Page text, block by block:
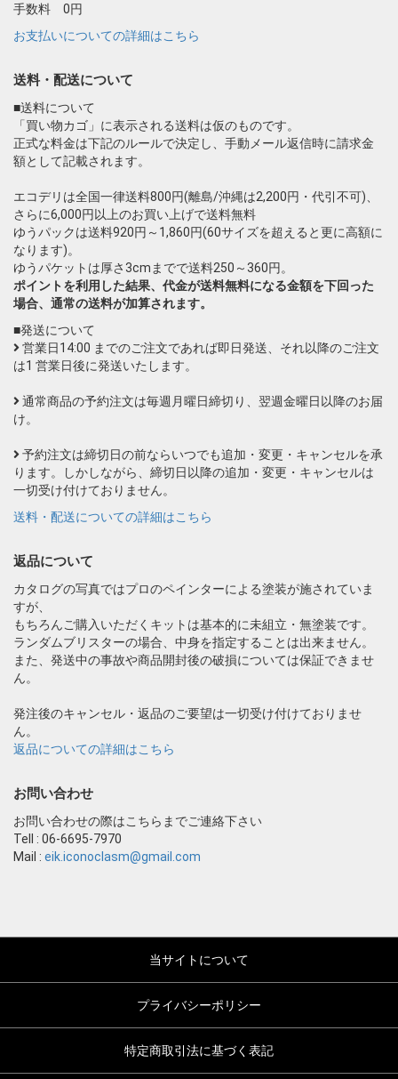
手数料 0円
お支払いについての詳細はこちら
送料・配送について
■送料について
「買い物カゴ」に表示される送料は仮のものです。
正式な料金は下記のルールで決定し、手動メール返信時に請求金
額として記載されます。
エコデリは全国一律送料800円(離島/沖縄は2,200円・代引不可)、
さらに6,000円以上のお買い上げで送料無料
ゆうパックは送料920円～1,860円(60サイズを超えると更に高額に
なります)。
ゆうパケットは厚さ3cmまでで送料250～360円。
ポイントを利用した結果、代金が送料無料になる金額を下回った
場合、通常の送料が加算されます。
■発送について
営業日14:00 までのご注文であれば即日発送、それ以降のご注文
は1 営業日後に発送いたします。
通常商品の予約注文は毎週月曜日締切り、翌週金曜日以降のお届
け。
予約注文は締切日の前ならいつでも追加・変更・キャンセルを承
ります。しかしながら、締切日以降の追加・変更・キャンセルは
一切受け付けておりません。
送料・配送についての詳細はこちら
返品について
カタログの写真ではプロのペインターによる塗装が施されていま
すが、
もちろんご購入いただくキットは基本的に未組立・無塗装です。
ランダムブリスターの場合、中身を指定することは出来ません。
また、発送中の事故や商品開封後の破損については保証できませ
ん。
発注後のキャンセル・返品のご要望は一切受け付けておりませ
ん。
返品についての詳細はこちら
お問い合わせ
お問い合わせの際はこちらまでご連絡下さい
Tell : 06-6695-7970
Mail : eik.iconoclasm@gmail.com
当サイトについて
プライバシーポリシー
特定商取引法に基づく表記